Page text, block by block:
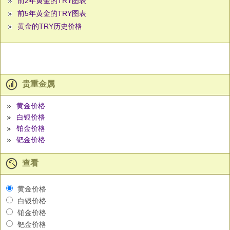
前5年黄金的TRY图表
黄金的TRY历史价格
贵重金属
黄金价格
白银价格
铂金价格
钯金价格
查看
黄金价格
白银价格
铂金价格
钯金价格